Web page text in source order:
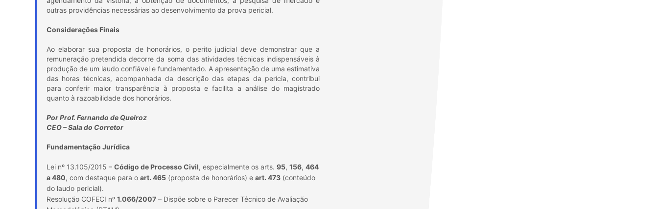
outras providências necessárias ao desenvolvimento da prova pericial.
Considerações Finais
Ao elaborar sua proposta de honorários, o perito judicial deve demonstrar que a
remuneração pretendida decorre da soma das atividades técnicas indispensáveis à
produção de um laudo confiável e fundamentado. A apresentação de uma estimativa
das horas técnicas, acompanhada da descrição das etapas da perícia, contribui
para conferir maior transparência à proposta e facilita a análise do magistrado
quanto à razoabilidade dos honorários.
Por Prof. Fernando de Queiroz
CEO – Sala do Corretor
Fundamentação Jurídica
Lei nº 13.105/2015 – Código de Processo Civil, especialmente os arts. 95, 156, 464
a 480, com destaque para o art. 465 (proposta de honorários) e art. 473 (conteúdo
do laudo pericial).
Resolução COFECI nº 1.066/2007 – Dispõe sobre o Parecer Técnico de Avaliação